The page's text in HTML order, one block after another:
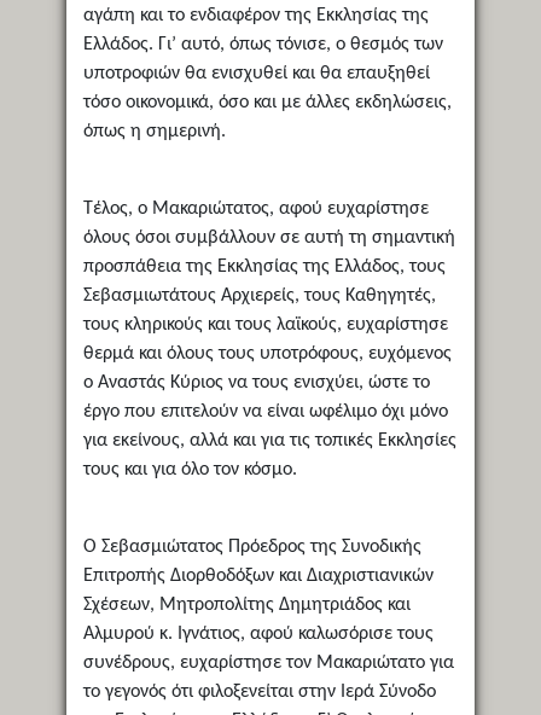
αγάπη και το ενδιαφέρον της Εκκλησίας της
Ελλάδος. Γι’ αυτό, όπως τόνισε, ο θεσμός των
υποτροφιών θα ενισχυθεί και θα επαυξηθεί
τόσο οικονομικά, όσο και με άλλες εκδηλώσεις,
όπως η σημερινή.
Τέλος, ο Μακαριώτατος, αφού ευχαρίστησε
όλους όσοι συμβάλλουν σε αυτή τη σημαντική
προσπάθεια της Εκκλησίας της Ελλάδος, τους
Σεβασμιωτάτους Αρχιερείς, τους Καθηγητές,
τους κληρικούς και τους λαϊκούς, ευχαρίστησε
θερμά και όλους τους υποτρόφους, ευχόμενος
ο Αναστάς Κύριος να τους ενισχύει, ώστε το
έργο που επιτελούν να είναι ωφέλιμο όχι μόνο
για εκείνους, αλλά και για τις τοπικές Εκκλησίες
τους και για όλο τον κόσμο.
Ο Σεβασμιώτατος Πρόεδρος της Συνοδικής
Επιτροπής Διορθοδόξων και Διαχριστιανικών
Σχέσεων, Μητροπολίτης Δημητριάδος και
Αλμυρού κ. Ιγνάτιος, αφού καλωσόρισε τους
συνέδρους, ευχαρίστησε τον Μακαριώτατο για
το γεγονός ότι φιλοξενείται στην Ιερά Σύνοδο